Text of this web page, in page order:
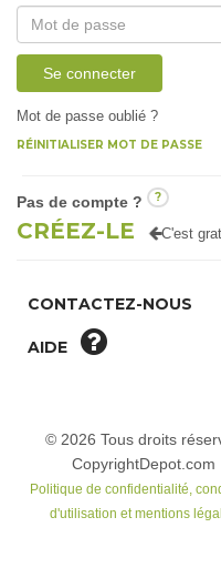
Se connecter
Mot de passe oublié ?
RÉINITIALISER MOT DE PASSE
Pas de compte ? ?
CRÉEZ-LE C'est
CONTACTEZ-NOUS
AIDE
© 2026 Tous droits
CopyrightDepot.com
Politique de confidentialité,
d'utilisation et mentions